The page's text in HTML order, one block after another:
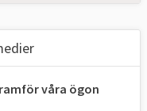
310
våra ögon